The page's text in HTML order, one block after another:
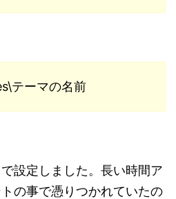
テーマの名前
設定しました。長い時間ア
の事で憑りつかれていたの